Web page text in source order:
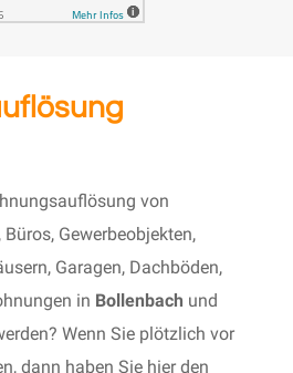
von
Gewerbeobjekten,
Garagen, Dachböden,
in Bollenbach und
Wenn Sie plötzlich vor
dann haben Sie hier den